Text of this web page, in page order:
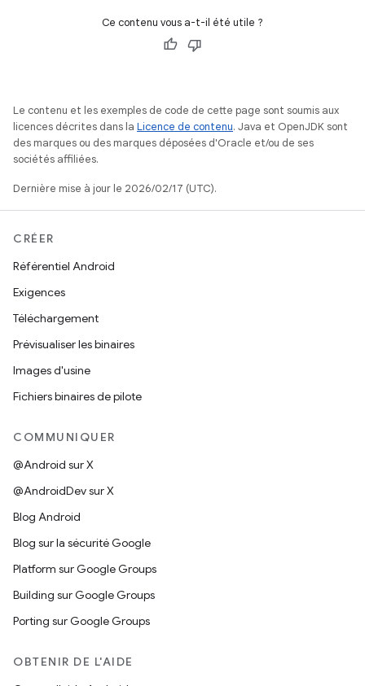
Ce contenu vous a-t-il été utile ?
Le contenu et les exemples de code de cette page sont soumis aux
licences décrites dans la Licence de contenu. Java et OpenJDK sont
des marques ou des marques déposées d'Oracle et/ou de ses
sociétés affiliées.
Dernière mise à jour le 2026/02/17 (UTC).
CRÉER
Référentiel Android
Exigences
Téléchargement
Prévisualiser les binaires
Images d'usine
Fichiers binaires de pilote
COMMUNIQUER
@Android sur X
@AndroidDev sur X
Blog Android
Blog sur la sécurité Google
Platform sur Google Groups
Building sur Google Groups
Porting sur Google Groups
OBTENIR DE L'AIDE